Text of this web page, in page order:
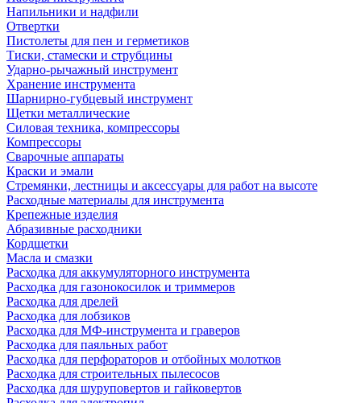
Напильники и надфили
Отвертки
Пистолеты для пен и герметиков
Тиски, стамески и струбцины
Ударно-рычажный инструмент
Хранение инструмента
Шарнирно-губцевый инструмент
Щетки металлические
Силовая техника, компрессоры
Компрессоры
Сварочные аппараты
Краски и эмали
Стремянки, лестницы и аксессуары для работ на высоте
Расходные материалы для инструмента
Крепежные изделия
Абразивные расходники
Кордщетки
Масла и смазки
Расходка для аккумуляторного инструмента
Расходка для газонокосилок и триммеров
Расходка для дрелей
Расходка для лобзиков
Расходка для МФ-инструмента и граверов
Расходка для паяльных работ
Расходка для перфораторов и отбойных молотков
Расходка для строительных пылесоcов
Расходка для шуруповертов и гайковертов